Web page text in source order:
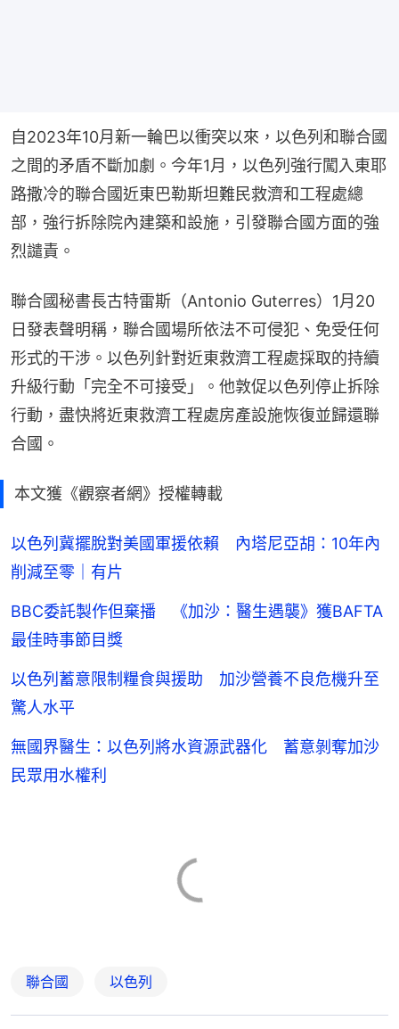
自2023年10月新一輪巴以衝突以來，以色列和聯合國
之間的矛盾不斷加劇。今年1月，以色列強行闖入東耶
路撒冷的聯合國近東巴勒斯坦難民救濟和工程處總
部，強行拆除院內建築和設施，引發聯合國方面的強
烈譴責。
聯合國秘書長古特雷斯（Antonio Guterres）1月20
日發表聲明稱，聯合國場所依法不可侵犯、免受任何
形式的干涉。以色列針對近東救濟工程處採取的持續
升級行動「完全不可接受」。他敦促以色列停止拆除
行動，盡快將近東救濟工程處房產設施恢復並歸還聯
合國。
本文獲《觀察者網》授權轉載
以色列冀擺脫對美國軍援依賴 內塔尼亞胡：10年內
削減至零｜有片
BBC委託製作但棄播 《加沙：醫生遇襲》獲BAFTA
最佳時事節目獎
以色列蓄意限制糧食與援助 加沙營養不良危機升至
驚人水平
無國界醫生：以色列將水資源武器化 蓄意剝奪加沙
民眾用水權利
聯合國 以色列